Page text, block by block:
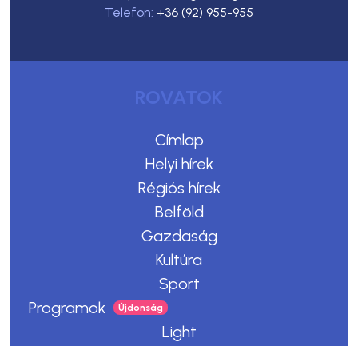
Telefon: +36 (92) 955-955
ROVATOK
Címlap
Helyi hírek
Régiós hírek
Belföld
Gazdaság
Kultúra
Sport
Programok
Light